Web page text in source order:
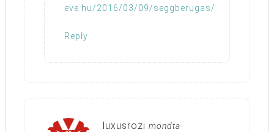
eve.hu/2016/03/09/seggberugas/
Reply
luxusrozi mondta